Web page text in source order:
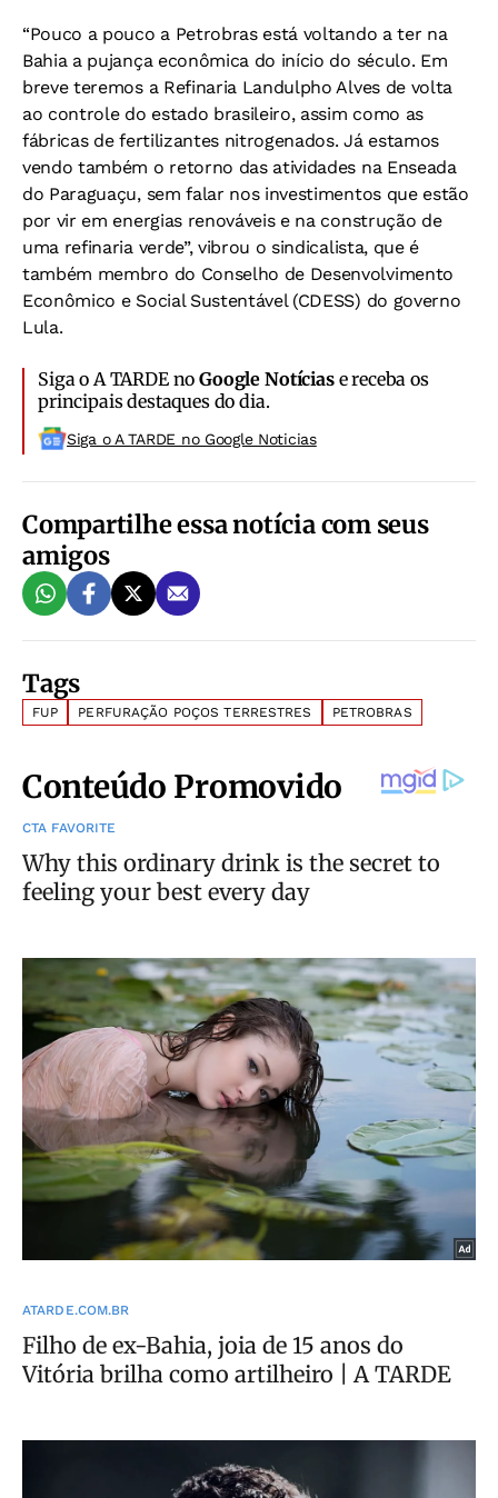
“Pouco a pouco a Petrobras está voltando a ter na
Bahia a pujança econômica do início do século. Em
breve teremos a Refinaria Landulpho Alves de volta
ao controle do estado brasileiro, assim como as
fábricas de fertilizantes nitrogenados. Já estamos
vendo também o retorno das atividades na Enseada
do Paraguaçu, sem falar nos investimentos que estão
por vir em energias renováveis e na construção de
uma refinaria verde”, vibrou o sindicalista, que é
também membro do Conselho de Desenvolvimento
Econômico e Social Sustentável (CDESS) do governo
Lula.
Siga o A TARDE noGoogle Notíciase receba os
principais destaques do dia.
Siga o A TARDE no Google Noticias
Compartilhe essa notícia com seus
amigos
Tags
FUP PERFURAÇÃO POÇOS TERRESTRES PETROBRAS